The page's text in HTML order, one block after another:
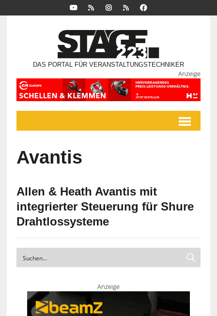
DAS PORTAL FÜR VERANSTALTUNGSTECHNIKER
Anzeige
Avantis
Allen & Heath Avantis mit
integrierter Steuerung für Shure
Drahtlossysteme
Anzeige